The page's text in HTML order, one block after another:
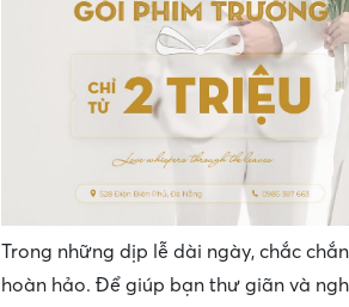
Trong những dịp lễ dài ngày, chắc
hoàn hảo. Để giúp bạn thư giãn và